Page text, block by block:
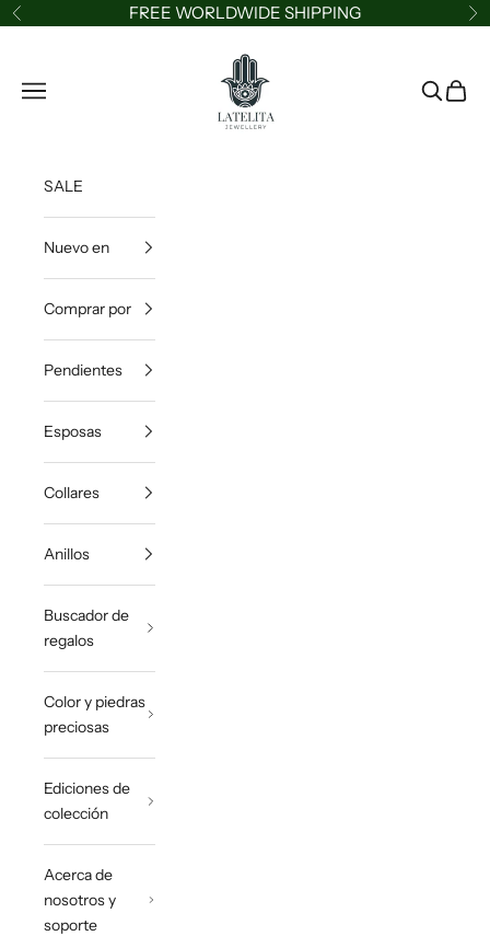
Ir al contenido
Anterior FREE WORLDWIDE SHIPPING
LATELITA
Menú
Buscar
Cesta
SALE
Nuevo en
Comprar por
Pendientes
Esposas
Collares
Anillos
Buscador de
regalos
Color y piedras
preciosas
Ediciones de
colección
Acerca de
nosotros y
soporte